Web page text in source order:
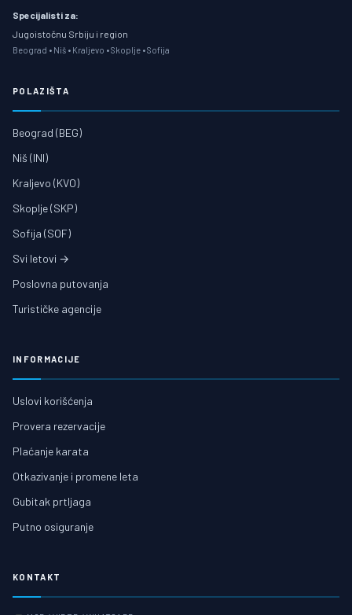
Specijalisti za:
Jugoistočnu Srbiju i region
Beograd • Niš • Kraljevo • Skoplje • Sofija
POLAZIŠTA
Beograd (BEG)
Niš (INI)
Kraljevo (KVO)
Skoplje (SKP)
Sofija (SOF)
Svi letovi →
Poslovna putovanja
Turističke agencije
INFORMACIJE
Uslovi korišćenja
Provera rezervacije
Plaćanje karata
Otkazivanje i promene leta
Gubitak prtljaga
Putno osiguranje
KONTAKT